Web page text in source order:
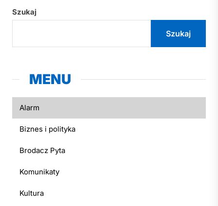
Szukaj
Szukaj
MENU
Alarm
Biznes i polityka
Brodacz Pyta
Komunikaty
Kultura